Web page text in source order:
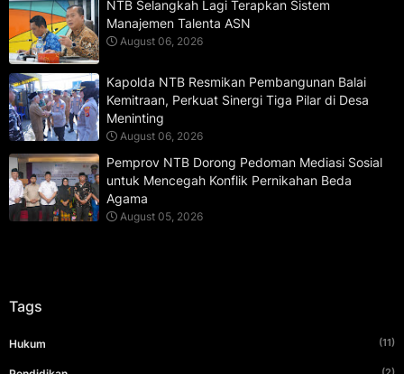
NTB Selangkah Lagi Terapkan Sistem
Manajemen Talenta ASN
August 06, 2026
Kapolda NTB Resmikan Pembangunan Balai
Kemitraan, Perkuat Sinergi Tiga Pilar di Desa
Meninting
August 06, 2026
Pemprov NTB Dorong Pedoman Mediasi Sosial
untuk Mencegah Konflik Pernikahan Beda
Agama
August 05, 2026
Tags
Hukum (11)